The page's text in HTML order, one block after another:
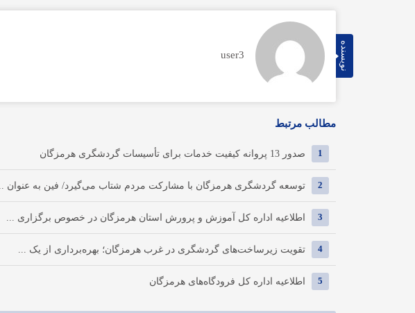
نویسنده user3
مطالب مرتبط
1 صدور 13 پروانه کیفیت خدمات برای تأسیسات گردشگری هرمزگان
2 توسعه گردشگری هرمزگان با مشارکت مردم شتاب می‌گیرد/ فین به عنوان ...
3 اطلاعیه اداره کل آموزش و پرورش استان هرمزگان در خصوص برگزاری ...
4 تقویت زیرساخت‌های گردشگری در غرب هرمزگان؛ بهره‌برداری از یک ...
5 اطلاعیه اداره کل فرودگاه‌های هرمزگان